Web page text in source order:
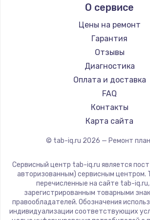
Microsoft
BlackView
Amazon
Aquarius
Philips
Dell
HP
Getac
ZTE
CHUWI
О сервисе
Цены на ремонт
Гарантия
Отзывы
Диагностика
Оплата и доставка
FAQ
Контакты
Карта сайта
© tab-iq.ru 2026 — Ремонт
Сервисный центр tab-iq.ru является
авторизованным) сервисным центром.
перечисленные на сайте tab-
зарегистрированным товарными
правообладателей. Обозначения
индивидуализации соответствующих